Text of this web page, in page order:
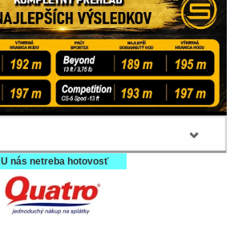
U nás netreba hotovosť